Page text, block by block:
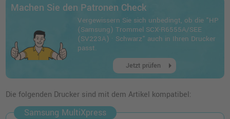
Machen Sie den Patronen Check
Vergewissern Sie sich unbedingt, ob die "HP
(Samsung) Trommel SCX-R6555A/SEE
(SV223A) · Schwarz" auch in Ihren Drucker
passt.
Jetzt prüfen arrow_right
Die folgenden Drucker sind mit dem Artikel kompatibel:
Samsung MultiXpress